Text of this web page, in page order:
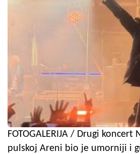
FOTOGALERIJA / Drugi koncert
pulskoj Areni bio je umorniji i